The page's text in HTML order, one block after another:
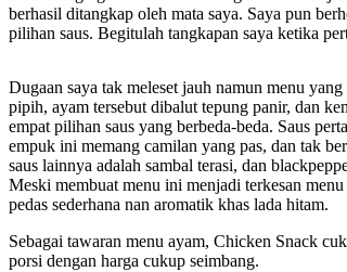
berhasil ditangkap oleh mata saya. Saya pun
pilihan saus. Begitulah tangkapan saya ketika
Dugaan saya tak meleset jauh namun menu yang
pipih, ayam tersebut dibalut tepung panir, dan
empat pilihan saus yang berbeda-beda. Saus
empuk ini memang camilan yang pas, dan tak
saus lainnya adalah sambal terasi, dan
Meski membuat menu ini menjadi terkesan
pedas sederhana nan aromatik khas lada hitam.
Sebagai tawaran menu ayam, Chicken Snack
porsi dengan harga cukup seimbang.